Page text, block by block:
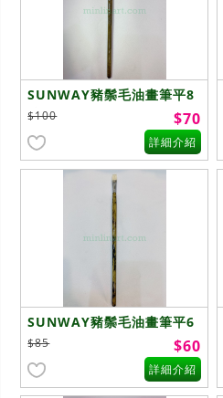
SUNWAY豬鬃毛油畫筆平8
號
$100 $70
詳細介紹
SUNWAY豬鬃毛油畫筆平6
號
$85 $60
詳細介紹